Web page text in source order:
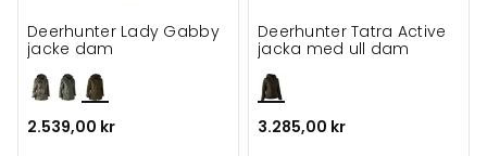
Deerhunter Lady Gabby
jacke dam
2.539,00 kr
Deerhunter Tatra Active
jacka med ull dam
3.285,00 kr